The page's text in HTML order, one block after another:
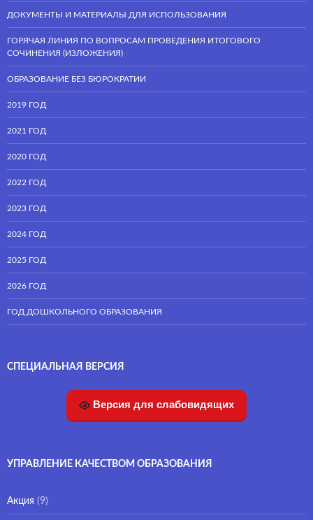
ДОКУМЕНТЫ И МАТЕРИАЛЫ ДЛЯ ИСПОЛЬЗОВАНИЯ
ГОРЯЧАЯ ЛИНИЯ ПО ВОПРОСАМ ПРОВЕДЕНИЯ ИТОГОВОГО
СОЧИНЕНИЯ (ИЗЛОЖЕНИЯ)
ОБРАЗОВАНИЕ БЕЗ БЮРОКРАТИИ
2019 ГОД
2021 ГОД
2020 ГОД
2022 ГОД
2023 ГОД
2024 ГОД
2025 ГОД
2026 ГОД
ГОД ДОШКОЛЬНОГО ОБРАЗОВАНИЯ
СПЕЦИАЛЬНАЯ ВЕРСИЯ
Версия для слабовидящих
УПРАВЛЕНИЕ КАЧЕСТВОМ ОБРАЗОВАНИЯ
Акция (9)